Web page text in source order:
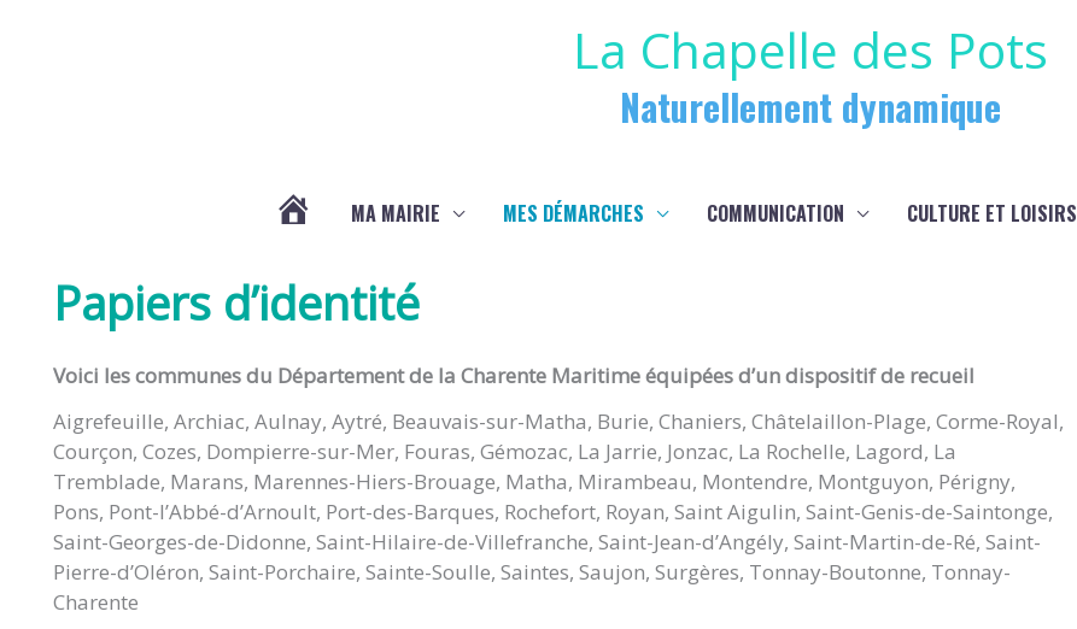
La Chapelle des Pots
Naturellement dynamique
DE
CHAPELLE
DES
MA MAIRIE MES DÉMARCHES COMMUNICATION CULTURE ET LOISIRS
Papiers d’identité
Voici les communes du Département de la Charente Maritime équipées d’un dispositif de recueil
Aigrefeuille, Archiac, Aulnay, Aytré, Beauvais-sur-Matha, Burie, Chaniers, Châtelaillon-Plage, Corme-Royal,
Courçon, Cozes, Dompierre-sur-Mer, Fouras, Gémozac, La Jarrie, Jonzac, La Rochelle, Lagord, La
Tremblade, Marans, Marennes-Hiers-Brouage, Matha, Mirambeau, Montendre, Montguyon, Périgny,
Pons, Pont-l’Abbé-d’Arnoult, Port-des-Barques, Rochefort, Royan, Saint Aigulin, Saint-Genis-de-Saintonge,
Saint-Georges-de-Didonne, Saint-Hilaire-de-Villefranche, Saint-Jean-d’Angély, Saint-Martin-de-Ré, Saint-
Pierre-d’Oléron, Saint-Porchaire, Sainte-Soulle, Saintes, Saujon, Surgères, Tonnay-Boutonne, Tonnay-
Charente